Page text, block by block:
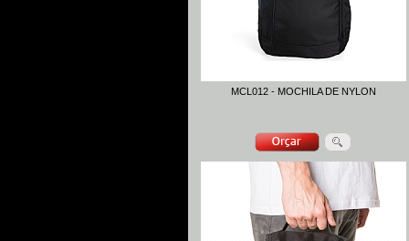
MCL012 - MOCHILA DE NYLON